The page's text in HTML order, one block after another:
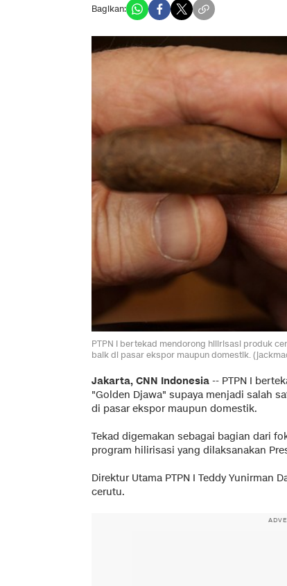
Bagikan:
PTPN I bertekad mendorong hilirisasi produk
baik di pasar ekspor maupun domestik.
Jakarta, CNN Indonesia -- PTPN I
"Golden Djawa" supaya menjadi salah
di pasar ekspor maupun domestik.
Tekad digemakan sebagai bagian dari
program hilirisasi yang dilaksanakan
Direktur Utama PTPN I Teddy Yunirman
cerutu.